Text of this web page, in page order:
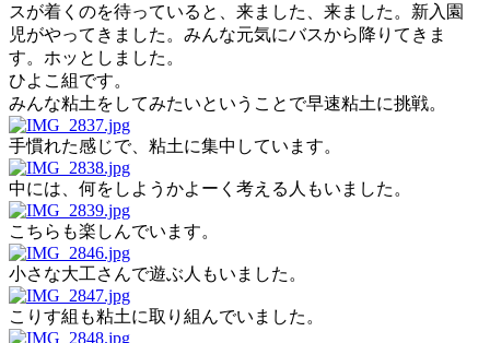
スが着くのを待っていると、来ました、来ました。新入園
児がやってきました。みんな元気にバスから降りてきま
す。ホッとしました。
ひよこ組です。
みんな粘土をしてみたいということで早速粘土に挑戦。
手慣れた感じで、粘土に集中しています。
中には、何をしようかよーく考える人もいました。
こちらも楽しんでいます。
小さな大工さんで遊ぶ人もいました。
こりす組も粘土に取り組んでいました。